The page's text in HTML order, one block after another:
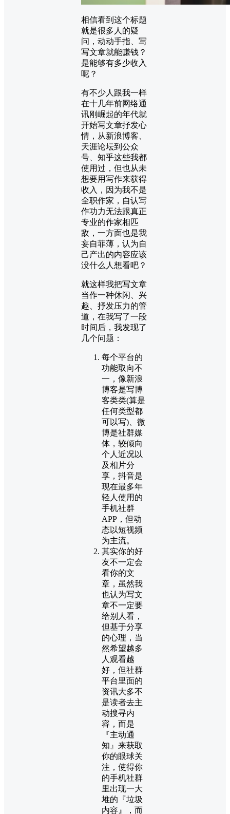
相信看到这个标题
就是很多人的疑
问，动动手指、写
写文章就能赚钱？
是能够有多少收入
呢？
有不少人跟我一样
在十几年前网络通
讯刚崛起的年代就
开始写文章抒发心
情，从新浪博客、
天涯论坛到公众
号、知乎这些我都
使用过，但也从未
想要用写作来获得
收入，因为我不是
全职作家，自认写
作功力无法跟真正
专业的作家相匹
敌，一方面也是我
妄自菲薄，认为自
己产出的内容应该
没什么人想看吧？
就这样我把写文章
当作一种休闲、兴
趣、抒发压力的管
道，在我写了一段
时间后，我发现了
几个问题：
每个平台的
功能取向不
一，像新浪
博客是写博
客类类(算是
任何类型都
可以写)、微
博是社群媒
体，较倾向
个人近况以
及相片分
享，抖音是
现在最多年
轻人使用的
手机社群
APP，但动
态以短视频
为主流。
其实你的好
友不一定会
看你的文
章，虽然我
也认为写文
章不一定要
给别人看，
但基于分享
的心理，当
然希望越多
人观看越
好，但社群
平台里面的
资讯大多不
是读者去主
动搜寻内
容，而是
『主动通
知』来获取
你的眼球关
注，使得你
的手机社群
里出现一大
堆的『垃圾
内容』，而